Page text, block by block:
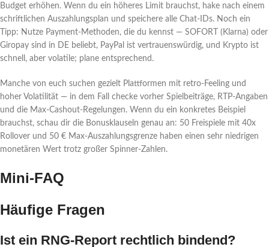
Budget erhöhen. Wenn du ein höheres Limit brauchst, hake nach einem
schriftlichen Auszahlungsplan und speichere alle Chat‑IDs. Noch ein
Tipp: Nutze Payment-Methoden, die du kennst — SOFORT (Klarna) oder
Giropay sind in DE beliebt, PayPal ist vertrauenswürdig, und Krypto ist
schnell, aber volatile; plane entsprechend.
Manche von euch suchen gezielt Plattformen mit retro-Feeling und
hoher Volatilität — in dem Fall checke vorher Spielbeiträge, RTP-Angaben
und die Max-Cashout-Regelungen. Wenn du ein konkretes Beispiel
brauchst, schau dir die Bonusklauseln genau an: 50 Freispiele mit 40x
Rollover und 50 € Max-Auszahlungsgrenze haben einen sehr niedrigen
monetären Wert trotz großer Spinner‑Zahlen.
Mini-FAQ
Häufige Fragen
Ist ein RNG-Report rechtlich bindend?